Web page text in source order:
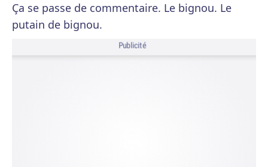
Ça se passe de commentaire. Le bignou. Le
putain de bignou.
Publicité